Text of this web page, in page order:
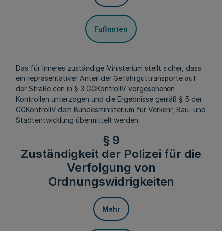
Fußnoten
Das für Inneres zuständige Ministerium stellt sicher, dass
ein repräsentativer Anteil der Gefahrguttransporte auf
der Straße den in § 3 GGKontrollV vorgesehenen
Kontrollen unterzogen und die Ergebnisse gemäß § 5 der
GGKontrollV dem Bundesministerium für Verkehr, Bau- und
Stadtentwicklung übermittelt werden.
§ 9
Zuständigkeit der Polizei für die
Verfolgung von
Ordnungswidrigkeiten
Mehr